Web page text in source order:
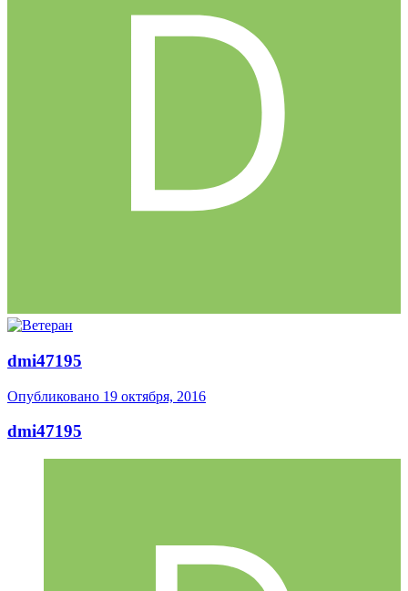
dmi47195
Опубликовано 19 октября, 2016
dmi47195